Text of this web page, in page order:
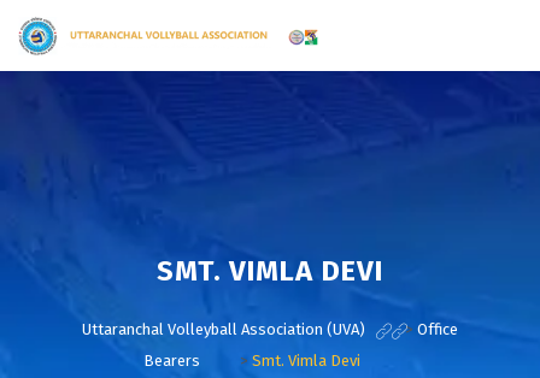
SMT. VIMLA DEVI
Uttaranchal Volleyball Association (UVA) > Office
Bearers
> Smt. Vimla Devi